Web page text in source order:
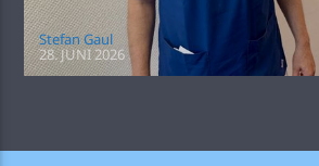
Stefan Gaul
28. JUNI 2026